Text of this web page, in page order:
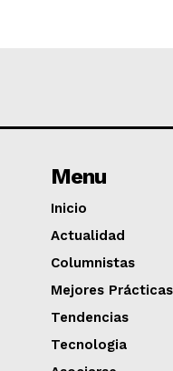
Menu
Inicio
Actualidad
Columnistas
Mejores Prácticas
Tendencias
Tecnologia